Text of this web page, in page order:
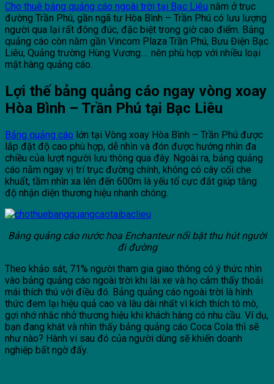
Cho thuê bảng quảng cáo ngoài trời tại Bạc Liêu nằm ở trục
đường Trần Phú, gần ngã tư Hòa Bình – Trần Phú có lưu lượng
người qua lại rất đông đúc, đặc biệt trong giờ cao điểm. Bảng
quảng cáo còn nằm gần Vincom Plaza Trần Phú, Bưu Điện Bạc
Liêu, Quảng trường Hùng Vương…. nên phù hợp với nhiều loại
mặt hàng quảng cáo.
Lợi thế bảng quảng cáo ngay vòng xoay
Hòa Bình – Trần Phú tại Bạc Liêu
Bảng quảng cáo lớn tại Vòng xoay Hòa Bình – Trần Phú được
lắp đặt độ cao phù hợp, dễ nhìn và đón được hướng nhìn đa
chiều của lượt người lưu thông qua đây. Ngoài ra, bảng quảng
cáo nằm ngay vị trí trục đường chính, không có cây cối che
khuất, tầm nhìn xa lên đến 600m là yếu tố cực đắt giúp tăng
độ nhận diện thương hiệu nhanh chóng.
Bảng quảng cáo nước hoa Enchanteur nổi bật thu hút người
đi đường
Theo khảo sát, 71% người tham gia giao thông có ý thức nhìn
vào bảng quảng cáo ngoài trời khi lái xe và họ cảm thấy thoải
mái thích thú với điều đó. Bảng quảng cáo ngoài trời là hình
thức đem lại hiệu quả cao và lâu dài nhất vì kích thích tò mò,
gợi nhớ nhắc nhở thương hiệu khi khách hàng có nhu cầu. Ví dụ,
bạn đang khát và nhìn thấy bảng quảng cáo Coca Cola thì sẽ
như nào? Hành vi sau đó của người dùng sẽ khiến doanh
nghiệp bất ngờ đấy.